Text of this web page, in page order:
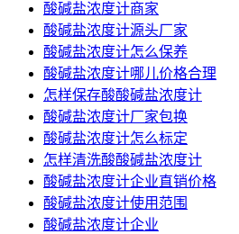
酸碱盐浓度计商家
酸碱盐浓度计源头厂家
酸碱盐浓度计怎么保养
酸碱盐浓度计哪儿价格合理
怎样保存酸酸碱盐浓度计
酸碱盐浓度计厂家包换
酸碱盐浓度计怎么标定
怎样清洗酸酸碱盐浓度计
酸碱盐浓度计企业直销价格
酸碱盐浓度计使用范围
酸碱盐浓度计企业